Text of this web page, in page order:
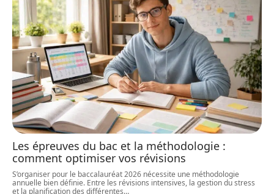
Les épreuves du bac et la méthodologie :
comment optimiser vos révisions
S’organiser pour le baccalauréat 2026 nécessite une méthodologie
annuelle bien définie. Entre les révisions intensives, la gestion du stress
et la planification des différentes…